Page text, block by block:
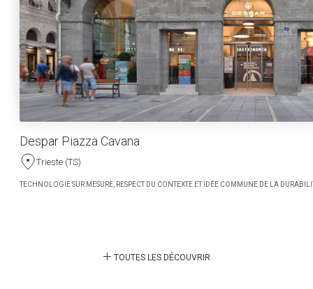
Despar Piazza Cavana
Trieste (TS)
TECHNOLOGIE SUR MESURE, RESPECT DU CONTEXTE ET IDÉE COMMUNE DE LA
TOUTES LES DÉCOUVRIR